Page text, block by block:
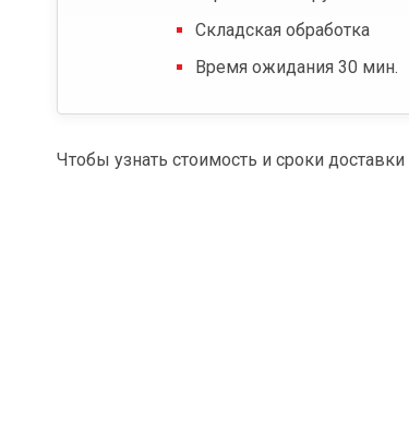
Складская обработка
Время ожидания 30 мин.
Чтобы узнать стоимость и сроки